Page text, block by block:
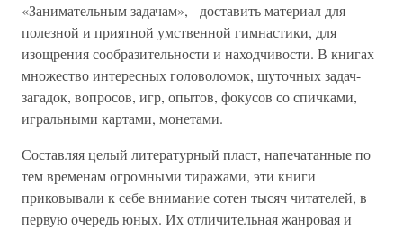
«Занимательным задачам», - доставить материал для
полезной и приятной умственной гимнастики, для
изощрения сообразительности и находчивости. В книгах
множество интересных головоломок, шуточных задач-
загадок, вопросов, игр, опытов, фокусов со спичками,
игральными картами, монетами.
Составляя целый литературный пласт, напечатанные по
тем временам огромными тиражами, эти книги
приковывали к себе внимание сотен тысяч читателей, в
первую очередь юных. Их отличительная жанровая и